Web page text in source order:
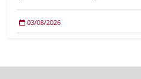
03/08/2026